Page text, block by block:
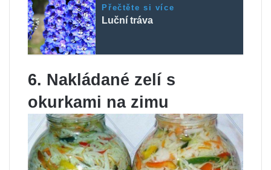
Přečtěte si více
Luční tráva
6. Nakládané zelí s
okurkami na zimu